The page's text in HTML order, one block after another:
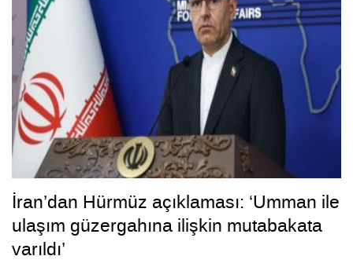
İran’dan Hürmüz açıklaması: ‘Umman ile
ulaşım güzergahına ilişkin mutabakata
varıldı’